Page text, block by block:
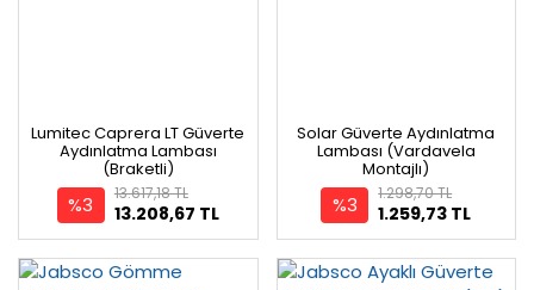
Lumitec Caprera LT Güverte
Aydınlatma Lambası
(Braketli)
%3 13.208,67 TL
13.617,18 TL
Solar Güverte Aydınlatma
Lambası (Vardavela
Montajlı)
%3 1.259,73 TL
1.298,70 TL